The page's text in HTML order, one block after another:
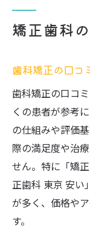
評判の
歯科
矯正
歯科医
安心できる
歯科の
矯正歯
安いだ
口コミ
矯正歯科
歯科矯正の口コ
歯科矯正の口コ
くの患者が参考
の仕組みや評価
際の満足度や治
せん。特に「矯
正歯科 東京 安い
が多く、価格や
す。